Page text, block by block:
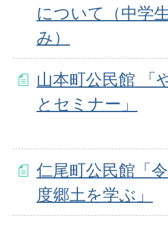
について（中学
み）
山本町公民館 「
とセミナー」
仁尾町公民館「
度郷土を学ぶ」